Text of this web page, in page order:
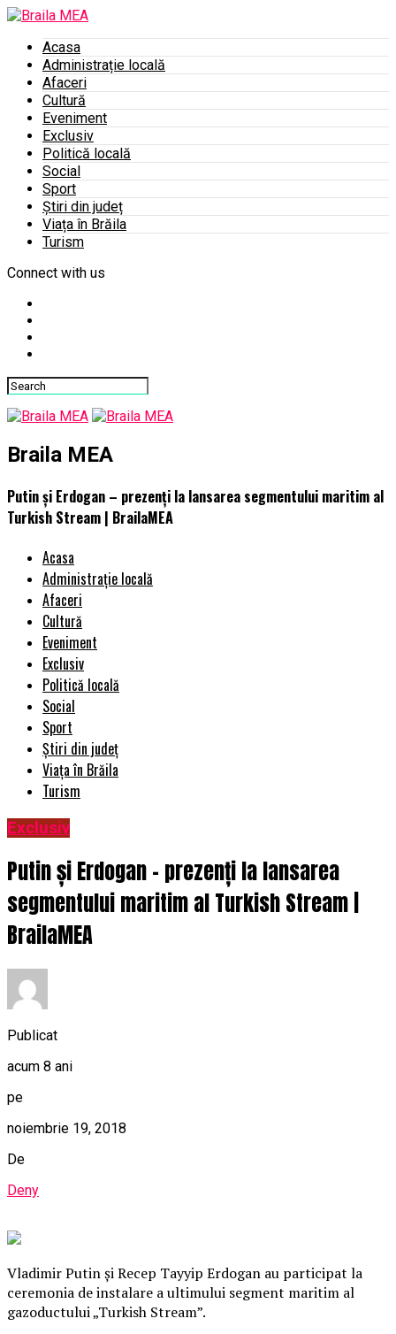
Acasa
Administrație locală
Afaceri
Cultură
Eveniment
Exclusiv
Politică locală
Social
Sport
Știri din județ
Viața în Brăila
Turism
Connect with us
Braila MEA
Putin și Erdogan – prezenți la lansarea segmentului maritim al
Turkish Stream | BrailaMEA
Acasa
Administrație locală
Afaceri
Cultură
Eveniment
Exclusiv
Politică locală
Social
Sport
Știri din județ
Viața în Brăila
Turism
Exclusiv
Putin și Erdogan – prezenți la lansarea
segmentului maritim al Turkish Stream |
BrailaMEA
Publicat
acum 8 ani
pe
noiembrie 19, 2018
De
Deny
Vladimir Putin și Recep Tayyip Erdogan au participat la
ceremonia de instalare a ultimului segment maritim al
gazoductului „Turkish Stream”.